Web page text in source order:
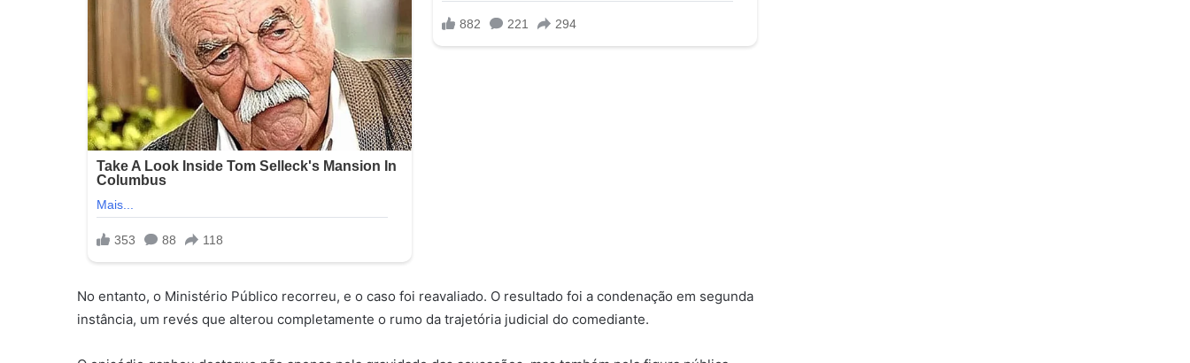
No entanto, o Ministério Público recorreu, e o caso foi reavaliado. O resultado foi a condenação em segunda
instância, um revés que alterou completamente o rumo da trajetória judicial do comediante.